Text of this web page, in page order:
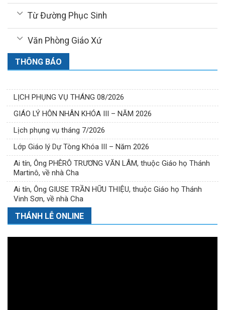
Từ Đường Phục Sinh
Văn Phòng Giáo Xứ
THÔNG BÁO
LỊCH PHỤNG VỤ THÁNG 08/2026
GIÁO LÝ HÔN NHÂN KHÓA III – NĂM 2026
Lịch phụng vụ tháng 7/2026
Lớp Giáo lý Dự Tòng Khóa III – Năm 2026
Ai tín, Ông PHÊRÔ TRƯƠNG VĂN LÂM, thuộc Giáo họ Thánh
Martinô, về nhà Cha
Ai tín, Ông GIUSE TRẦN HỮU THIỆU, thuộc Giáo họ Thánh
Vinh Sơn, về nhà Cha
THÁNH LỄ ONLINE